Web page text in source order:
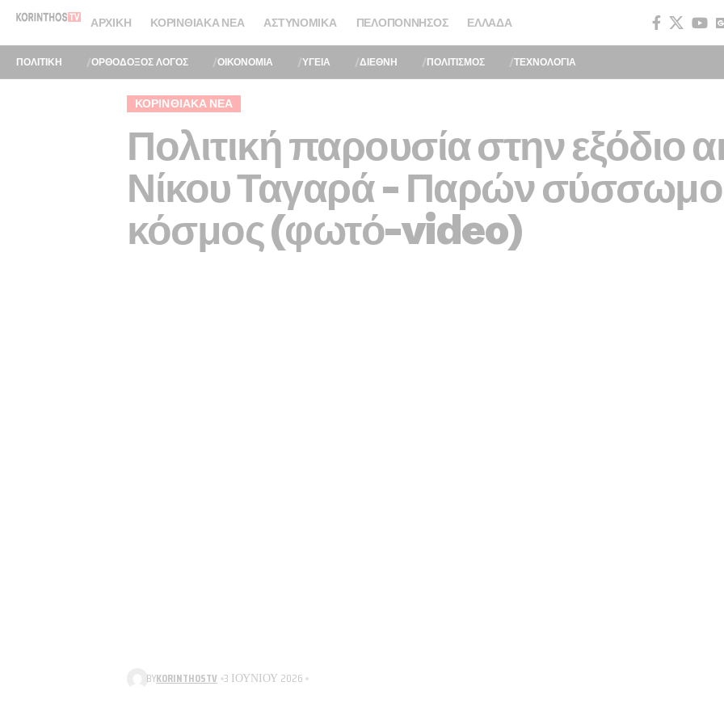
ΑΡΧΙΚΉ ΚΟΡΙΝΘΙΑΚΆ ΝΈΑ ΑΣΤΥΝΟΜΙΚΆ ΠΕΛΟΠΌΝΝΗΣΟΣ ΕΛΛΆΔΑ
ΠΟΛΙΤΙΚΗ ΟΡΘΟΔΟΞΟΣ ΛΟΓΟΣ ΟΙΚΟΝΟΜΙΑ ΥΓΕΙΑ ΔΙΕΘΝΗ ΠΟΛΙΤΙΣΜΟΣ ΤΕΧΝΟΛΟΓΙΑ
ΚΟΡΙΝΘΙΑΚΆ ΝΈΑ
Πολιτική παρουσία στην εξόδιο
Νίκου Ταγαρά – Παρών
κόσμος (φωτό-video)
BYKORINTHOSTV 3 ΙΟΥΝΊΟΥ 2026